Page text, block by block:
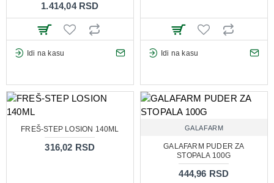
1.414,04 RSD
Idi na kasu Idi na kasu
FREŠ-STEP LOSION 140ML
316,02 RSD
GALAFARM
GALAFARM PUDER ZA
STOPALA 100G
444,96 RSD